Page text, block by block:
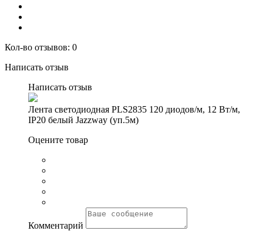
Кол-во отзывов: 0
Написать отзыв
Написать отзыв
Лента светодиодная PLS2835 120 диодов/м, 12 Вт/м,
IP20 белый Jazzway (уп.5м)
Оцените товар
Комментарий